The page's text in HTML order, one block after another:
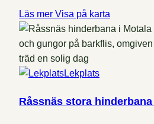
Läs mer Visa på karta
Lekplats
Råssnäs stora